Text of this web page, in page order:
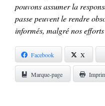
pouvons assumer la
passe peuvent le rendre
informés, malgré nos
Facebook X
Marque-page